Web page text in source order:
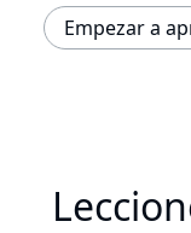
Empezar a